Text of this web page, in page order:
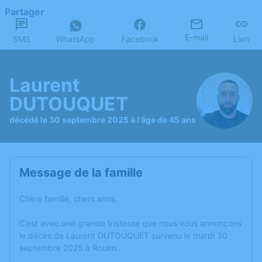
Partager
SMS WhatsApp Facebook E-mail Lien
Laurent
DUTOUQUET
décédé le 30 septembre 2025 à l'âge de 45 ans
Message de la famille
Chère famille, chers amis,
C’est avec une grande tristesse que nous vous annonçons
le décès de Laurent DUTOUQUET survenu le mardi 30
septembre 2025 à Rouen.